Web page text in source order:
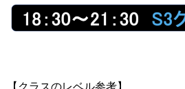
【クラスのレベル参考】